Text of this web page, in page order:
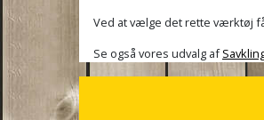
Ved at vælge det rette værktøj
Se også vores udvalg af